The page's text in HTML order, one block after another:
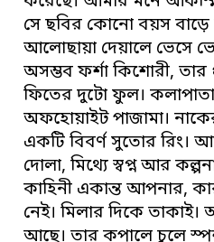
সে ছবির কোনো বয়স বাড়ে
আলোছায়া দেয়ালে ভেসে
অসম্ভব ফর্শা কিশোরী, তার
ফিতের দুটো ফুল।
অফহোয়াইট পাজামা।
একটি বিবর্ণ সুতোর রিং।
দোলা, মিথ্যে স্বপ্ন আর
কাহিনী একান্ত আপনার,
নেই। মিলার দিকে
আছে। তার কপালে চুলে